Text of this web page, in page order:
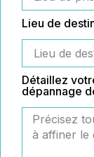
Lieu de
Détaillez
dépannage